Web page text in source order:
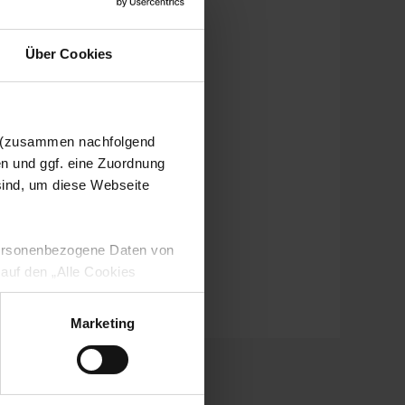
Über Cookies
nachfolgend
und ggf. eine Zuordnung
um diese Webseite
Daten von
den „Alle Cookies
Verarbeitung Ihrer
Art. 6 Abs. 1 lit. a DSGVO
Ihre etwaig erteilten
Marketing